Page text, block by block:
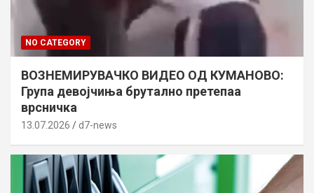
NO CATEGORY
ВОЗНЕМИРУВАЧКО ВИДЕО ОД КУМАНОВО:
Група девојчиња брутално претепаа
врсничка
13.07.2026 d7-news